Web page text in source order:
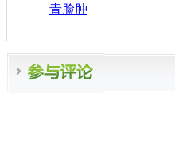
青脸肿